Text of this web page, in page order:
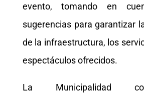
evento, tomando en
sugerencias para garantizar
de la infraestructura, los
espectáculos ofrecidos.
La Municipalidad